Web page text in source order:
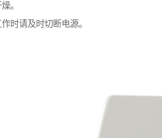
。
时请及时切断电源。